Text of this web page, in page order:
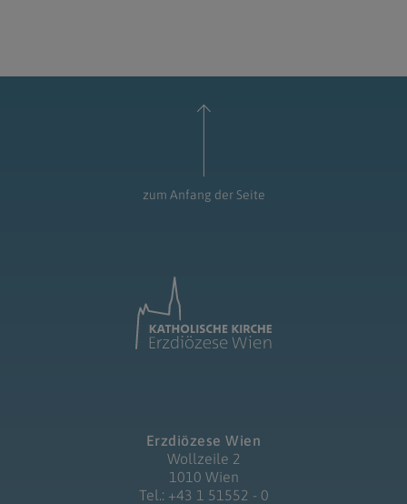
zum Anfang der Seite
Erzdiözese Wien
Wollzeile 2
1010 Wien
Tel.: +43 1 51552 - 0